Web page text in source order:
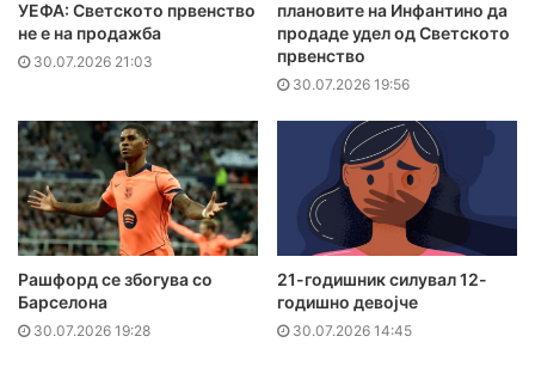
УЕФА: Светското првенство
не е на продажба
30.07.2026 21:03
плановите на Инфантино да
продаде удел од Светското
првенство
30.07.2026 19:56
Рашфорд се збогува со
Барселона
30.07.2026 19:28
21-годишник силувал 12-
годишно девојче
30.07.2026 14:45